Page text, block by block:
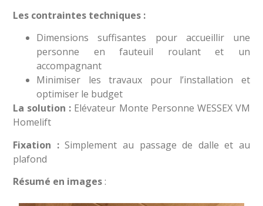
Les contraintes techniques :
Dimensions suffisantes pour accueillir une
personne en fauteuil roulant et un
accompagnant
Minimiser les travaux pour l’installation et
optimiser le budget
La solution : Elévateur Monte Personne WESSEX VM
Homelift
Fixation :Simplement au passage de dalle et au
plafond
Résumé en images: